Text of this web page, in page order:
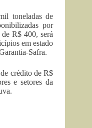
toneladas de
por
R$ 400, será
em estado
Safra.
crédito de R$
e setores da